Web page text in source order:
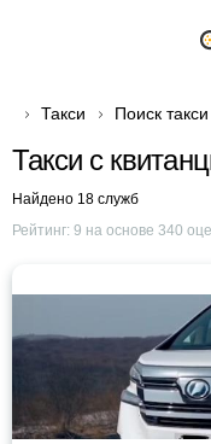
Такси Поиск такси
Такси с
Найдено 18 служб
Рейтинг: 9 на основе 340